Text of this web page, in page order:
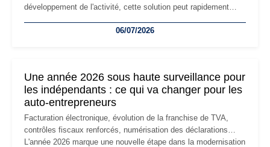
développement de l'activité, cette solution peut rapidement
professionnels, recrutement, image de marque… Le
06/07/2026
Une année 2026 sous haute surveillance pour
les indépendants : ce qui va changer pour les
auto-entrepreneurs
Facturation électronique, évolution de la franchise de TVA,
contrôles fiscaux renforcés, numérisation des déclarations…
L'année 2026 marque une nouvelle étape dans la modernisation